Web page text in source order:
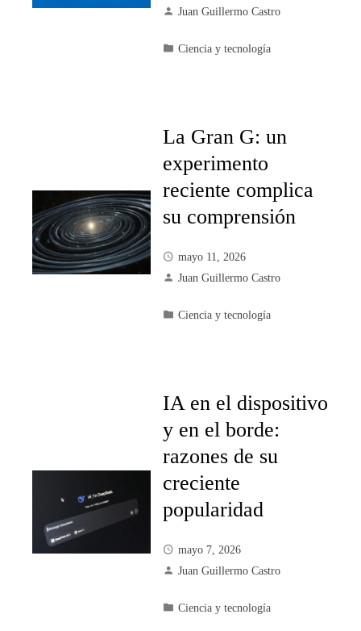
Juan Guillermo Castro
Ciencia y tecnología
La Gran G: un
experimento
reciente complica
su comprensión
mayo 11, 2026
Juan Guillermo Castro
Ciencia y tecnología
IA en el dispositivo
y en el borde:
razones de su
creciente
popularidad
mayo 7, 2026
Juan Guillermo Castro
Ciencia y tecnología